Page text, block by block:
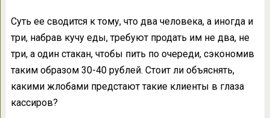
Суть ее сводится к тому, что два человека, а иногда и
три, набрав кучу еды, требуют продать им не два, не
три, а один стакан, чтобы пить по очереди, сэкономив
таким образом 30-40 рублей. Стоит ли объяснять,
какими жлобами предстают такие клиенты в глаза
кассиров?